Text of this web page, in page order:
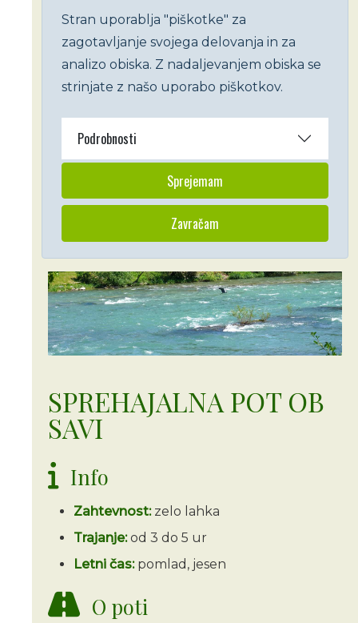
Stran uporablja "piškotke" za
zagotavljanje svojega delovanja in za
analizo obiska. Z nadaljevanjem obiska se
strinjate z našo uporabo piškotkov.
Podrobnosti
Sprejemam
Zavračam
SPREHAJALNA POT OB
SAVI
Info
Zahtevnost:zelo lahka
Trajanje:od 3 do 5 ur
Letni čas:pomlad, jesen
O poti